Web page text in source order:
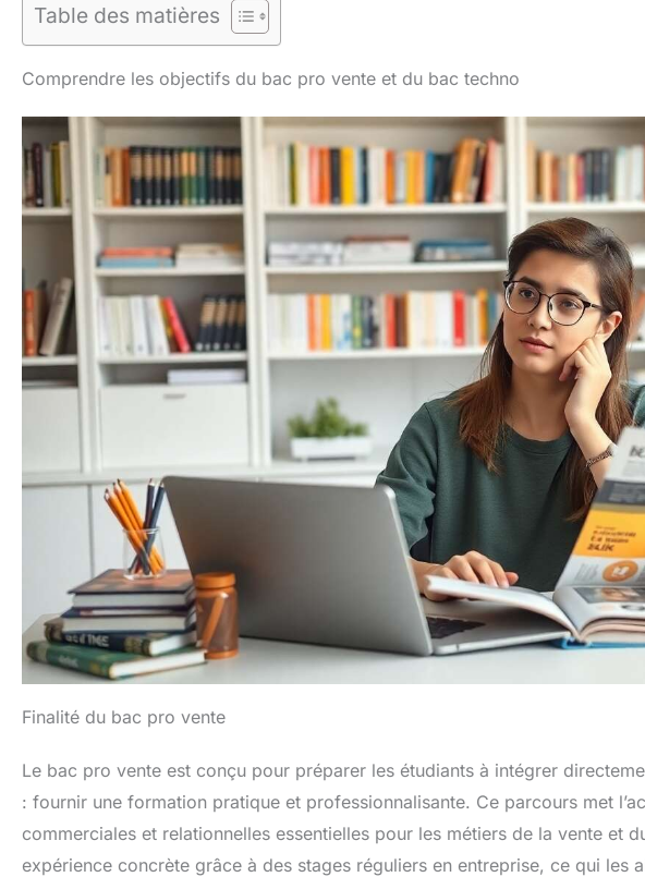
Table des matières
Comprendre les objectifs du bac pro vente et du bac techno
Finalité du bac pro vente
Le bac pro vente est conçu pour préparer les étudiants à intégrer
: fournir une formation pratique et professionnalisante. Ce parcours met
commerciales et relationnelles essentielles pour les métiers de la vente et
expérience concrète grâce à des stages réguliers en entreprise, ce qui les